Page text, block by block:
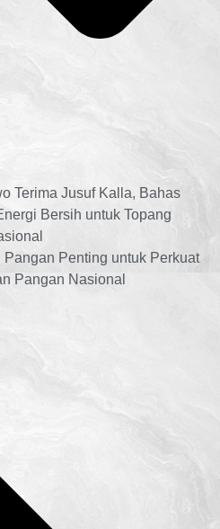
Terima Jusuf Kalla, Bahas
Bersih untuk Topang
Penting untuk Perkuat
Pangan Nasional